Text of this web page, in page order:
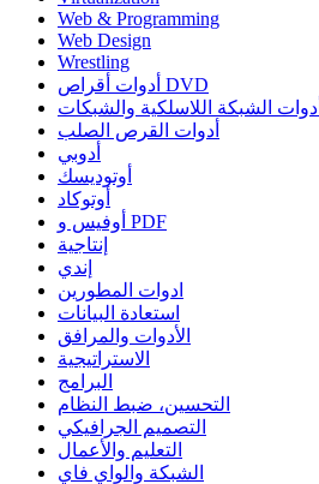
Web & Programming
Web Design
Wrestling
أدوات أقراص DVD
أدوات الشبكة اللاسلكية والشبكات
أدوات القرص الصلب
أدوبي
أوتوديسك
أوتوكاد
أوفيس و PDF
إنتاجية
إندي
ادوات المطورين
استعادة البيانات
الأدوات والمرافق
الاستراتيجية
البرامج
التحسين، ضبط النظام
التصميم الجرافيكي
التعليم والأعمال
الشبكة والواي فاي